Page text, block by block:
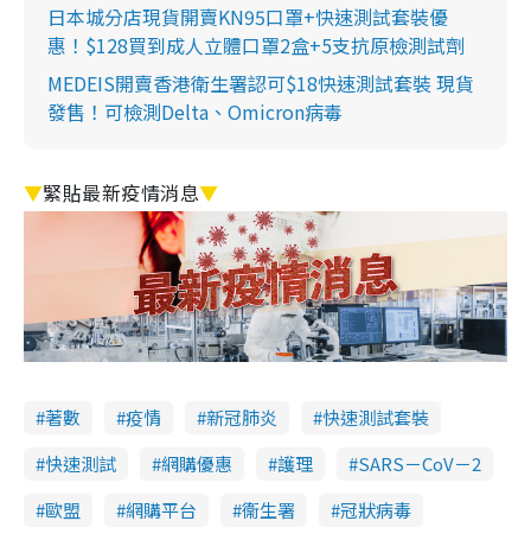
日本城分店現貨開賣KN95口罩+快速測試套裝優
惠！$128買到成人立體口罩2盒+5支抗原檢測試劑
MEDEIS開賣香港衛生署認可$18快速測試套裝 現貨
發售！可檢測Delta、Omicron病毒
▼緊貼最新疫情消息▼
著數 疫情 新冠肺炎
快速測試套裝
快速測試
網購優惠 護理
SARS－CoV－2
歐盟
網購平台 衞生署 冠狀病毒